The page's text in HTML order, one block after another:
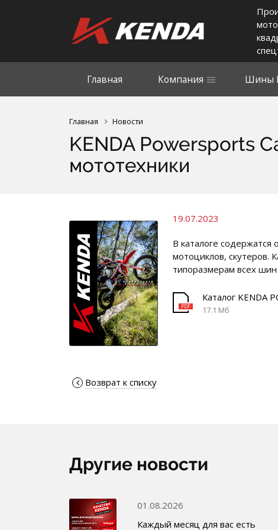
Главная Компания Шины
Главная Новости
KENDA Powersports
мототехники
19.07.2023
В каталоге
мотоциклов, скутеров.
типоразмерам всех
Каталог KENDA
17.1 Мб
Возврат к списку
Другие новости
01.08.2026
Каждый месяц для вас есть